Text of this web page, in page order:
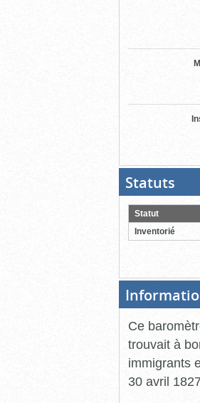
Statuts
pour
Statut
Inventorié
Ce
trouvait à
immigrants
30 avril